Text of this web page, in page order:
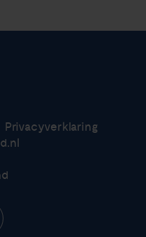
Privacyverklaring